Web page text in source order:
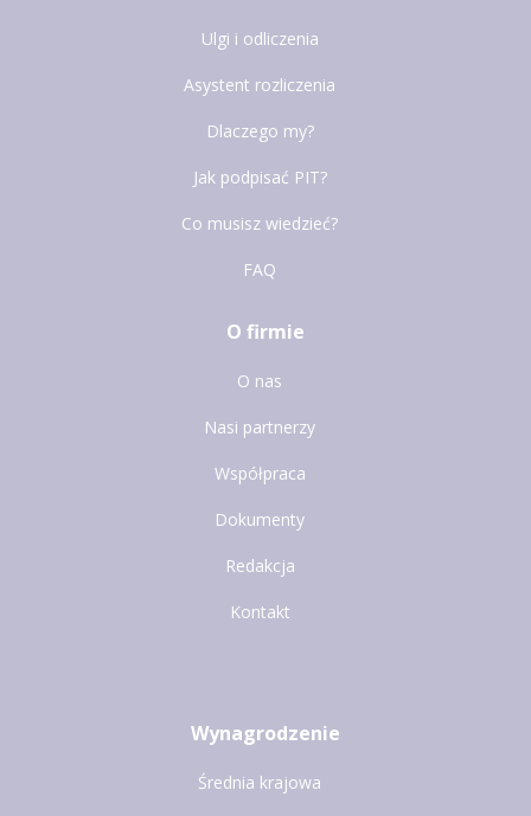
Ulgi i odliczenia
Asystent rozliczenia
Dlaczego my?
Jak podpisać PIT?
Co musisz wiedzieć?
FAQ
O firmie
O nas
Nasi partnerzy
Współpraca
Dokumenty
Redakcja
Kontakt
Wynagrodzenie
Średnia krajowa